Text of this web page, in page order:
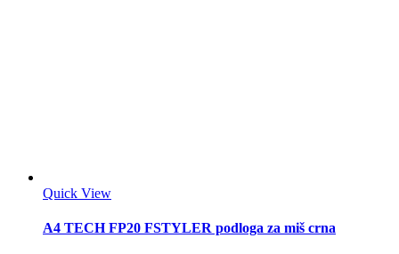
Quick View
A4 TECH FP20 FSTYLER podloga za miš crna